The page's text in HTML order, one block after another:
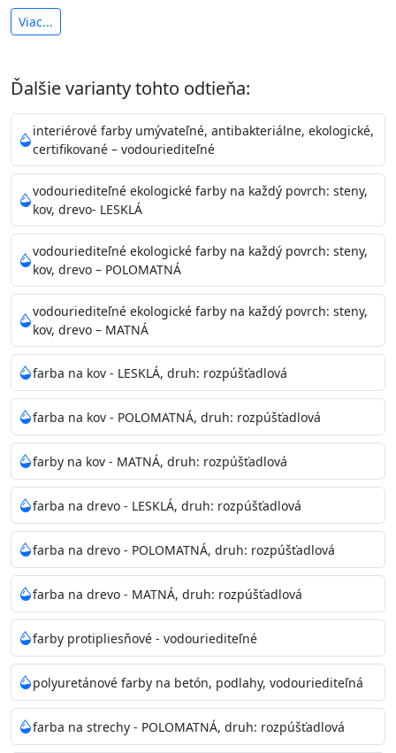
antibakteriálna a umývateľná
Je interiérová protiplesňová farba s iónmi
Vďaka svojmu špeciálnemu zloženiu
znižuje (o 99,9%) množstvo baktérií na povrchu náteru.
Preto jevhodná na nátery priestor s
vysokými nárokmi na hygienickú čistotu ako sú
nemocnice, pôrodnice, operačné
sály, potravinárske priestory, detské izby, školy,
škôlky, telocvične, a samozrejme je
vhodná aj do bežných priestorov. Je plne umývateľná
(trieda 2 podľa EN 13300) pri
zachovaní priedušnosti vodných pár z natretých
povrchov. Má vynikajúcu kryciu schopnosť,
vysokú výdatnosť a výborný rozliv. Je možné ju tónovať v
bohatej škále odtieňov.
Odtieň: Biela + je možné tónovať podľa RAL, NCS,
Pantone
Informácie k aplikácií
Pred použitím farbu narieďte do 10% vodou podľa
spôsobu aplikácie. Dobre premiešajte a občas opakujte
aj počas náteru. Naneste jednu
vrstvu štetcom, valčekom alebo striekacou pištoľou
farba zasychá na dotyk po 30-60min./23°C po
dokonalom preschnutí minimálne 3-
4hod/23°C je možné aplikovať ďalšiu vrstvu náteru.
Doba schnutia je závislá na poveternostných
podmienkach s vyššou vlhkosťou a nižšou
teplotou sa doba schnutia predlžuje.
Viac...
Ďalšie varianty tohto odtieňa:
interiérové farby umývateľné, antibakteriálne, ekologické,
certifikované – vodouriediteľné
vodouriediteľné ekologické farby na každý povrch: steny,
kov, drevo- LESKLÁ
vodouriediteľné ekologické farby na každý povrch: steny,
kov, drevo – POLOMATNÁ
vodouriediteľné ekologické farby na každý povrch: steny,
kov, drevo – MATNÁ
farba na kov - LESKLÁ, druh: rozpúšťadlová
farba na kov - POLOMATNÁ, druh: rozpúšťadlová
farby na kov - MATNÁ, druh: rozpúšťadlová
farba na drevo - LESKLÁ, druh: rozpúšťadlová
farba na drevo - POLOMATNÁ, druh: rozpúšťadlová
farba na drevo - MATNÁ, druh: rozpúšťadlová
farby protipliesňové - vodouriediteľné
polyuretánové farby na betón, podlahy, vodouriediteľná
farba na strechy - POLOMATNÁ, druh: rozpúšťadlová